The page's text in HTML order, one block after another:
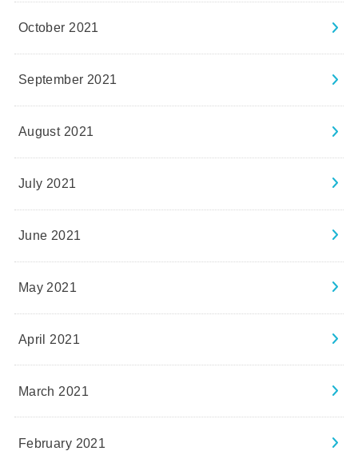
October 2021
September 2021
August 2021
July 2021
June 2021
May 2021
April 2021
March 2021
February 2021